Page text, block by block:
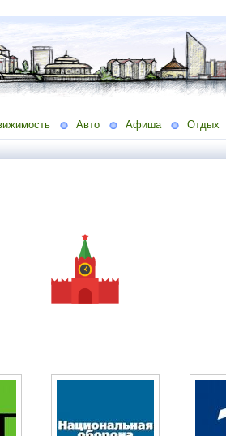
Авто Афиша Отдых